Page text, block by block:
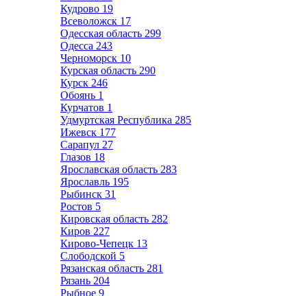
Кудрово 19
Всеволожск 17
Одесская область 299
Одесса 243
Черноморск 10
Курская область 290
Курск 246
Обоянь 1
Курчатов 1
Удмуртская Республика 285
Ижевск 177
Сарапул 27
Глазов 18
Ярославская область 283
Ярославль 195
Рыбинск 31
Ростов 5
Кировская область 282
Киров 227
Кирово-Чепецк 13
Слободской 5
Рязанская область 281
Рязань 204
Рыбное 9